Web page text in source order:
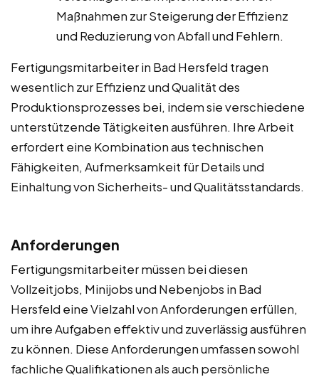
Maßnahmen zur Steigerung der Effizienz
und Reduzierung von Abfall und Fehlern.
Fertigungsmitarbeiter in Bad Hersfeld tragen
wesentlich zur Effizienz und Qualität des
Produktionsprozesses bei, indem sie verschiedene
unterstützende Tätigkeiten ausführen. Ihre Arbeit
erfordert eine Kombination aus technischen
Fähigkeiten, Aufmerksamkeit für Details und
Einhaltung von Sicherheits- und Qualitätsstandards.
Anforderungen
Fertigungsmitarbeiter müssen bei diesen
Vollzeitjobs, Minijobs und Nebenjobs in Bad
Hersfeld eine Vielzahl von Anforderungen erfüllen,
um ihre Aufgaben effektiv und zuverlässig ausführen
zu können. Diese Anforderungen umfassen sowohl
fachliche Qualifikationen als auch persönliche